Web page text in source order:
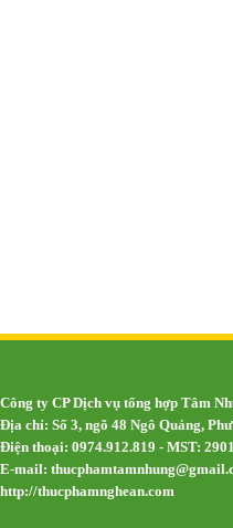
Công ty CP Dịch vụ tổng hợp Tâm
Địa chỉ: Số 3, ngõ 48 Ngô Quảng,
Điện thoại: 0974.912.819 - MST:
E-mail:
http://thucphamnghean.com